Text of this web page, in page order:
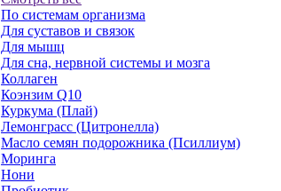
По системам организма
Для суставов и связок
Для мышц
Для сна, нервной системы и мозга
Коллаген
Коэнзим Q10
Куркума (Плай)
Лемонграсс (Цитронелла)
Масло семян подорожника (Псиллиум)
Моринга
Нони